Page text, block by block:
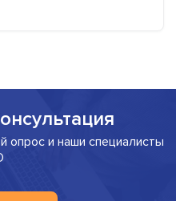
опрос и наши специалисты